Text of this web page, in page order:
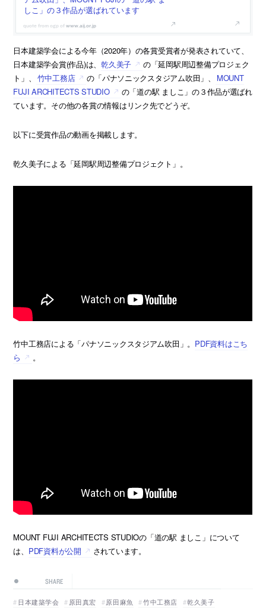
しこ」の３作品が選ばれています
www.aij.or.jp
日本建築学会による今年（2020年）の各賞受賞者が発表されていて、
日本建築学会賞(作品)は、乾久美子
の「延岡駅周辺整備プロジェク
ト」、
竹中工務店 の「パナソニックスタジアム吹田」、
MOUNT
FUJI ARCHITECTS STUDIO
の「道の駅 ましこ」の３作品が選ばれ
ています。その他の各賞の情報はリンク先でどうぞ。
以下に受賞作品の動画を掲載します。
乾久美子による「延岡駅周辺整備プロジェクト」。
竹中工務店による「パナソニックスタジアム吹田」。 PDF資料はこち
ら
。
MOUNT FUJI ARCHITECTS STUDIOの「道の駅 ましこ」について
は、 PDF資料が公開 されています。
SHARE
日本建築学会 原田真宏 原田麻魚 竹中工務店 乾久美子